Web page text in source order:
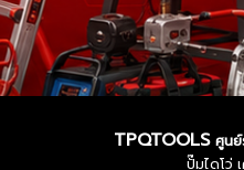
TPQTOOLS ศูน
ปั๊มไดโว่